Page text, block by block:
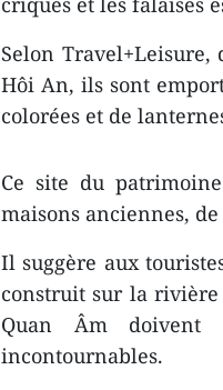
Selon
Hôi An, ils sont
colorées et de
Ce site du
maisons anciennes, de
Il suggère aux
construit sur la rivière
Quan Âm
incontournables.